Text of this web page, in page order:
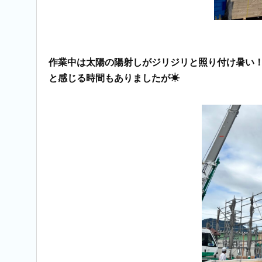
作業中は太陽の陽射しがジリジリと照り付け暑い
と感じる時間もありましたが☀